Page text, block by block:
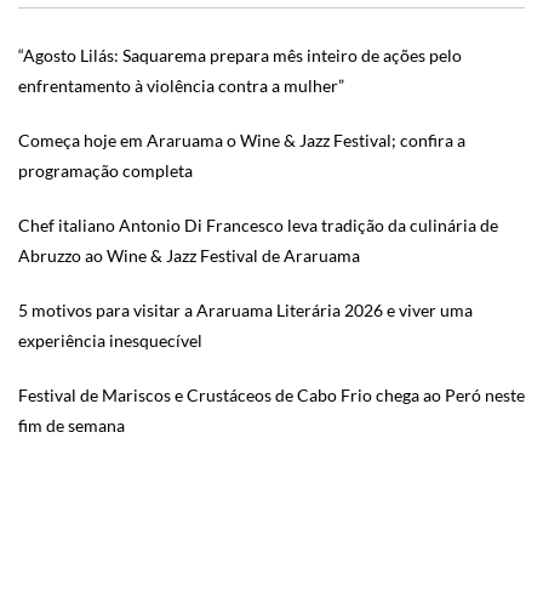
“Agosto Lilás: Saquarema prepara mês inteiro de ações pelo
enfrentamento à violência contra a mulher”
Começa hoje em Araruama o Wine & Jazz Festival; confira a
programação completa
Chef italiano Antonio Di Francesco leva tradição da culinária de
Abruzzo ao Wine & Jazz Festival de Araruama
5 motivos para visitar a Araruama Literária 2026 e viver uma
experiência inesquecível
Festival de Mariscos e Crustáceos de Cabo Frio chega ao Peró neste
fim de semana